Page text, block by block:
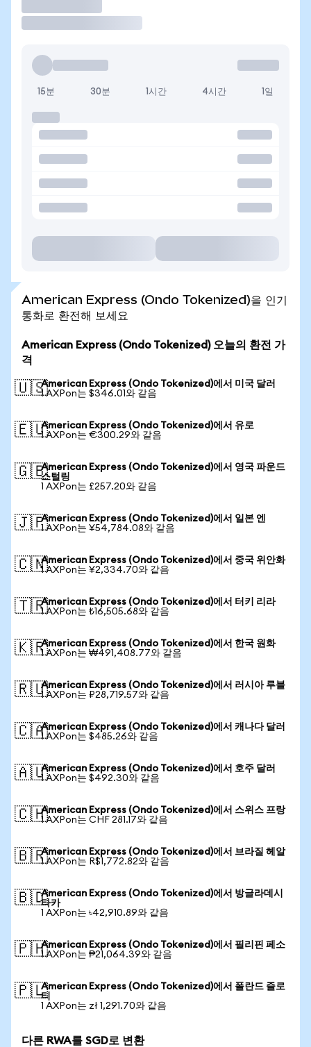
15분 30분 1시간 4시간 1일
American Express (Ondo Tokenized)을 인기
통화로 환전해 보세요
American Express (Ondo Tokenized) 오늘의 환전 가
격
🇺🇸American Express (Ondo Tokenized)에서 미국 달러
1 AXPon는 $346.01와 같음
🇪🇺American Express (Ondo Tokenized)에서 유로
1 AXPon는 €300.29와 같음
🇬🇧American Express (Ondo Tokenized)에서 영국 파운드
스털링
1 AXPon는 £257.20와 같음
🇯🇵American Express (Ondo Tokenized)에서 일본 엔
1 AXPon는 ¥54,784.08와 같음
🇨🇳American Express (Ondo Tokenized)에서 중국 위안화
1 AXPon는 ¥2,334.70와 같음
🇹🇷American Express (Ondo Tokenized)에서 터키 리라
1 AXPon는 ₺16,505.68와 같음
🇰🇷American Express (Ondo Tokenized)에서 한국 원화
1 AXPon는 ₩491,408.77와 같음
🇷🇺American Express (Ondo Tokenized)에서 러시아 루블
1 AXPon는 ₽28,719.57와 같음
🇨🇦American Express (Ondo Tokenized)에서 캐나다 달러
1 AXPon는 $485.26와 같음
🇦🇺American Express (Ondo Tokenized)에서 호주 달러
1 AXPon는 $492.30와 같음
🇨🇭American Express (Ondo Tokenized)에서 스위스 프랑
1 AXPon는 CHF 281.17와 같음
🇧🇷American Express (Ondo Tokenized)에서 브라질 헤알
1 AXPon는 R$1,772.82와 같음
🇧🇩American Express (Ondo Tokenized)에서 방글라데시
타카
1 AXPon는 ৳42,910.89와 같음
🇵🇭American Express (Ondo Tokenized)에서 필리핀 페소
1 AXPon는 ₱21,064.39와 같음
🇵🇱American Express (Ondo Tokenized)에서 폴란드 즐로
티
1 AXPon는 zł 1,291.70와 같음
다른 RWA를 SGD로 변환